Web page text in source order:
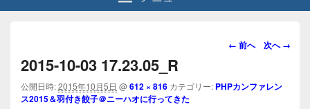
画
ビ
← 前へ 次へ →
2015-10-03 17.23.05_R
公開日時:2015年10月5日 @612 × 816 カテゴリー: PHPカンファレン
ス2015＆羽付き餃子＠ニーハオに行ってきた